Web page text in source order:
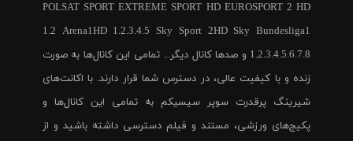
POLSAT SPORT EXTREME SPORT HD EUROSPORT 2 HD
1.2 Arena1HD 1.2.3.4.5 Sky Sport 2HD Sky Bundesliga1
1.2.3.4.5.6.7.8 و صدها کانال دیگر... تمامی این کانال‌ها به صورت
زنده و با کیفیت عالی، در دسترس شما قرار دارند. با اکانت‌های
شیرینگ پرقدرت سوپر سیسیکم به تمامی این کانال‌ها و
پکیج‌های ورزشی، مستند و فیلم دسترسی داشته باشید و از